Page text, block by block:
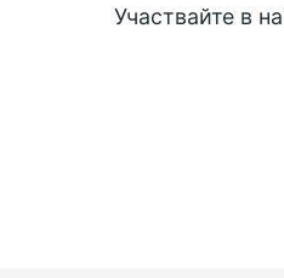
Участвайте в